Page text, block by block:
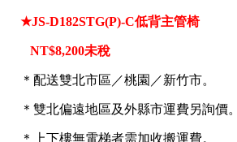
★JS-D182STG(P)-C低背主管椅
NT$8,200未稅
＊配送雙北市區／桃園／新竹市。
＊雙北偏遠地區及外縣市運費另詢價。
＊上下樓無電梯者需加收搬運費。